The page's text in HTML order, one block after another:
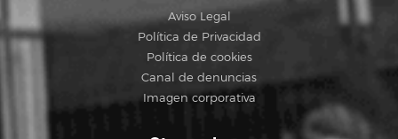
Aviso Legal
Política de Privacidad
Política de cookies
Canal de denuncias
Imagen corporativa